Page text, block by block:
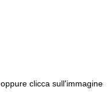
oppure clicca sull'immagine